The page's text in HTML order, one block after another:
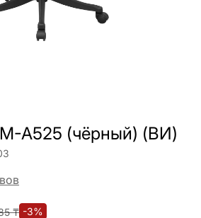
A525 (чёрный) (ВИ)
₸ -3%